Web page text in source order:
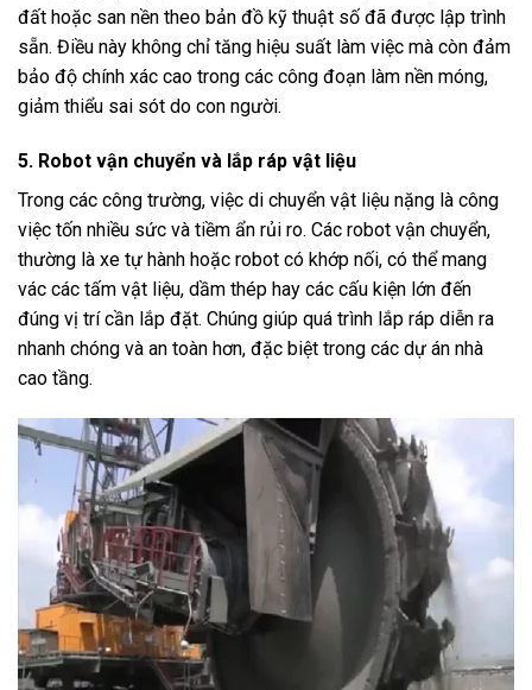
đất hoặc san nền theo bản đồ kỹ thuật số đã được lập trình
sẵn. Điều này không chỉ tăng hiệu suất làm việc mà còn đảm
bảo độ chính xác cao trong các công đoạn làm nền móng,
giảm thiểu sai sót do con người.
5. Robot vận chuyển và lắp ráp vật liệu
Trong các công trường, việc di chuyển vật liệu nặng là công
việc tốn nhiều sức và tiềm ẩn rủi ro. Các robot vận chuyển,
thường là xe tự hành hoặc robot có khớp nối, có thể mang
vác các tấm vật liệu, dầm thép hay các cấu kiện lớn đến
đúng vị trí cần lắp đặt. Chúng giúp quá trình lắp ráp diễn ra
nhanh chóng và an toàn hơn, đặc biệt trong các dự án nhà
cao tầng.